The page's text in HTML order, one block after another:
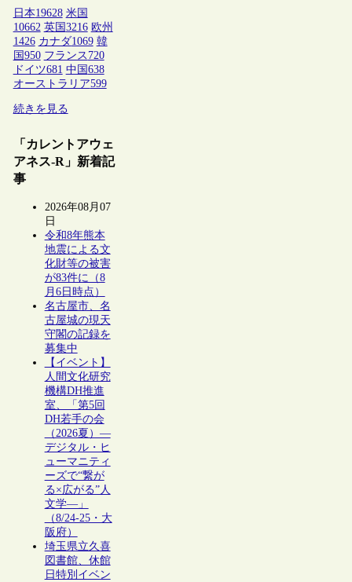
日本19628 米国
10662 英国3216 欧州
1426 カナダ1069 韓
国950 フランス 720
ドイツ681 中国638
オーストラリア599
続きを見る
「カレントアウェ
アネス-R」新着記
事
2026年08月07
日
令和8年熊本
地震による文
化財等の被害
が83件に（8
月6日時点）
名古屋市、名
古屋城の現天
守閣の記録を
募集中
【イベント】
人間文化研究
機構DH推進
室、「第5回
DH若手の会
（2026夏）―
デジタル・ヒ
ューマニティ
ーズで“繋が
る×広がる”人
文学―」
（8/24-25・大
阪府）
埼玉県立久喜
図書館、休館
日特別イベン